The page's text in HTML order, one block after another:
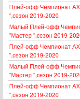
Плей-офф Чемпионат
",сезон 2019-2020
Малый Плей-офф
"Мастер ",сезон 2019-
Плей-офф Чемпионат
",сезон 2019-2020
Малый Плей-офф
"Мастер ",сезон 2019-
Плей-офф Чемпионат
",сезон 2019-2020